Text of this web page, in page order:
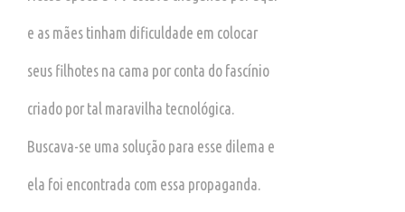
e as mães tinham dificuldade em colocar
seus filhotes na cama por conta do fascínio
criado por tal maravilha tecnológica.
Buscava-se uma solução para esse dilema e
ela foi encontrada com essa propaganda.